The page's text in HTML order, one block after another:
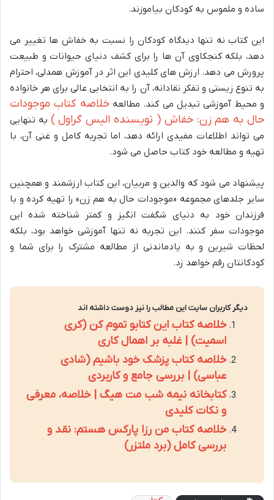
ساده و ملموس به کودکان بیاموزند.
این کتاب نه تنها دیدگاه کودکان را نسبت به خفاش ها تغییر می
دهد، بلکه کنجکاوی آن ها را برای کشف دنیای حیوانات و طبیعت
پرورش می دهد. ارزش های کلیدی این اثر در آموزش همدلی، احترام
به تنوع زیستی و تفکر نقادانه، آن را به انتخابی عالی برای هر خانواده
و محیط آموزشی تبدیل می کند. مطالعهخلاصه کتاب موجودات
حال به هم زن: خفاش ( نویسنده الیس گراول ) به تنهایی
می تواند اطلاعات مفیدی ارائه دهد، اما تجربه کامل و غنی آن، با
تهیه و مطالعه خود کتاب حاصل می شود.
پیشنهاد می شود که والدین و مربیان، این کتاب ارزشمند و همچنین
سایر جلدهای مجموعه «موجودات حال به هم زن» را تهیه کرده و با
فرزندان خود به دنیای شگفت انگیز و کمتر شناخته شده این
موجودات سفر کنند. این تجربه نه تنها آموزشی خواهد بود، بلکه
لحظات شیرین و به یادماندنی از مطالعه مشترک را برای شما و
کودکانتان رقم خواهد زد.
دیگر کاربران سایت این مطالب را نیز دوست داشته اند
خلاصه کتاب این کتابو تموم کن (کری
اسمیت) | غلبه بر اهمال کاری
خلاصه کتاب پزشک خود باشیم (شادی
عباسی) | بررسی جامع و کاربردی
کتابخانه نیمه شب مت هیگ | خلاصه، معرفی
و نکات کلیدی
خلاصه کتاب من رزا پارکس هستم: نقد و
بررسی کامل (برد ملتزر)